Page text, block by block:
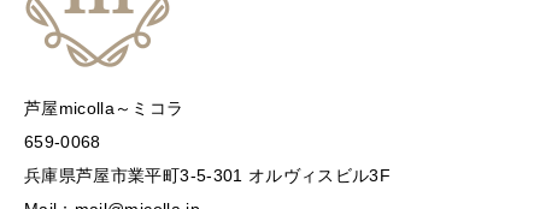
芦屋micolla～ミコラ
659-0068
兵庫県芦屋市業平町3-5-301 オルヴィスビル3F